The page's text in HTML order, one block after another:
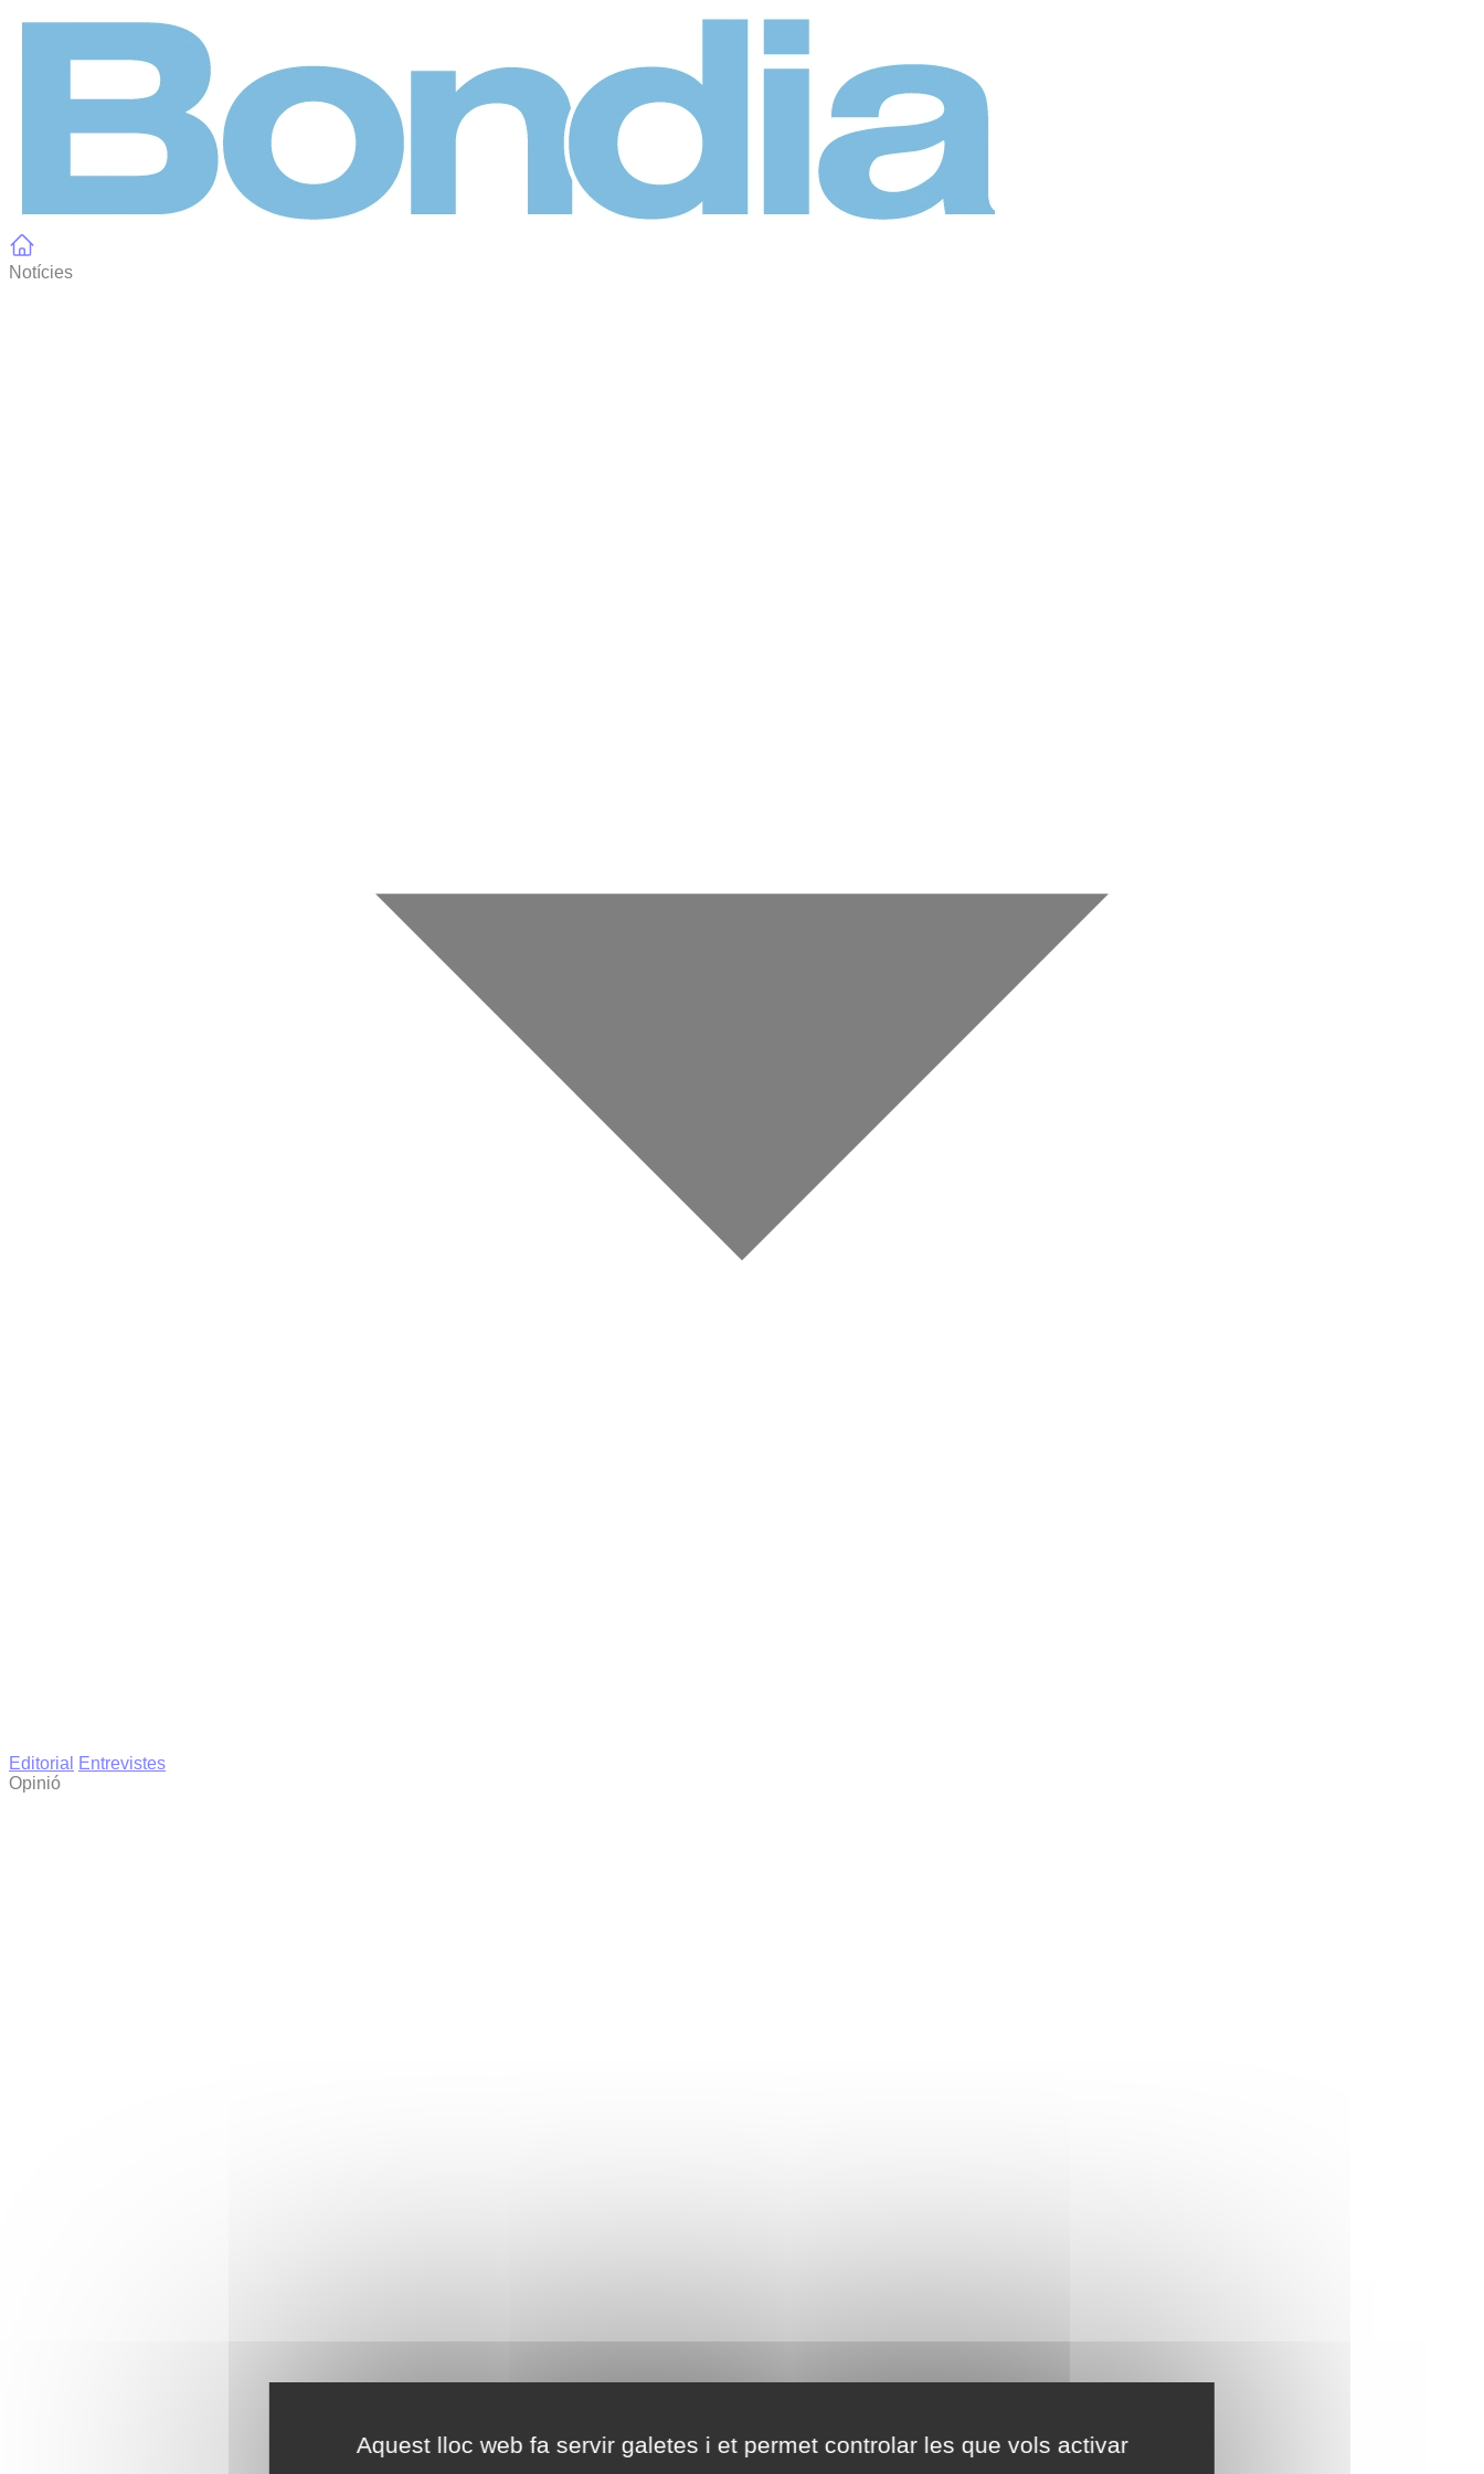
Aquest lloc web fa servir galetes i et permet controlar les que vols activar
Notícies
Editorial
Entrevistes
Opinió